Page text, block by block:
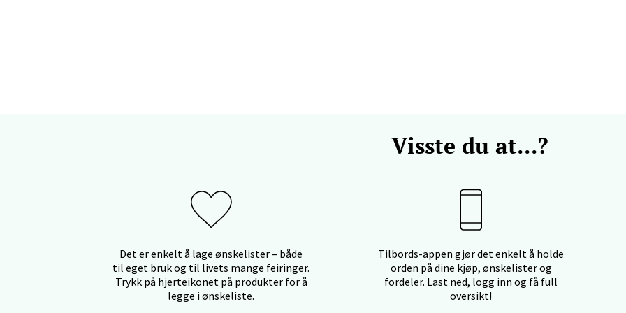
Visste du at...?
Det er enkelt å lage ønskelister – både
til eget bruk og til livets mange feiringer.
Trykk på hjerteikonet på produkter for å
legge i ønskeliste.
Tilbords-appen gjør det enkelt å holde
orden på dine kjøp, ønskelister og
fordeler. Last ned, logg inn og få full
oversikt!
Åpent i dag 10-21